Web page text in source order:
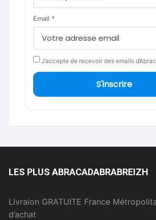
Email *
J’accepte de recevoir des emails
S'inscrire
LES PLUS ABRACADABRABREIZH
Livraion GRATUITE France
d’achat